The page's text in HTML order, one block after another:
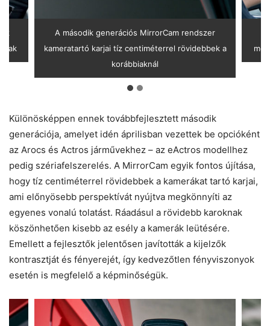
A második generációs MirrorCam rendszer
kameratartó karjai tíz centiméterrel rövidebbek a
korábbiaknál
Különösképpen ennek továbbfejlesztett második
generációja, amelyet idén áprilisban vezettek be opcióként
az Arocs és Actros járművekhez – az eActros modellhez
pedig szériafelszerelés. A MirrorCam egyik fontos újítása,
hogy tíz centiméterrel rövidebbek a kamerákat tartó karjai,
ami előnyösebb perspektívát nyújtva megkönnyíti az
egyenes vonalú tolatást. Ráadásul a rövidebb karoknak
köszönhetően kisebb az esély a kamerák leütésére.
Emellett a fejlesztők jelentősen javították a kijelzők
kontrasztját és fényerejét, így kedvezőtlen fényviszonyok
esetén is megfelelő a képminőségük.